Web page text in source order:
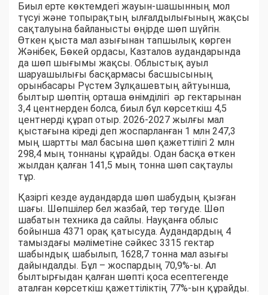
Биыл ерте көктемдегі жауын-шашынның мол
түсуі және топырақтың ылғалдылығының жақсы
сақталуына байланысты өңірде шөп шүйгін.
Өткен қыста мал азығынан тапшылық көрген
Жәнібек, Бөкей ордасы, Казталов аудандарында
да шөп шығымы жақсы. Облыстық ауыл
шаруашылығы басқармасы басшысының
орынбасары Рүстем Зұлқашевтың айтуынша,
былтыр шөптің орташа өнімділігі әр гектарынан
3,4 центнерден болса, биыл бұл көрсеткіш 4,5
центнерді құрап отыр. 2026-2027 жылғы мал
қыстағына кіреді деп жоспарланған 1 млн 247,3
мың шартты мал басына шөп қажеттілігі 2 млн
298,4 мың тоннаны құрайды. Одан басқа өткен
жылдан қалған 141,5 мың тонна шөп сақтаулы
тұр.
Қазіргі кезде аудандарда шөп шабудың қызған
шағы. Шөпшілер бел жазбай, тер төгуде. Шөп
шабатын техника да сайлы. Науқанға облыс
бойынша 4371 орақ қатысуда. Аудандардың 4
тамыздағы мәліметіне сәйкес 3315 гектар
шабындық шабылып, 1628,7 тонна мал азығы
дайындалды. Бұл – жоспардың 70,9%-ы. Ал
былтырғыдан қалған шөпті қоса есептегенде
аталған көрсеткіш қажеттіліктің 77%-ын құрайды.